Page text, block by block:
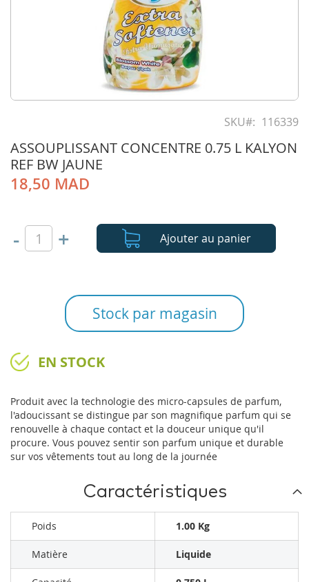
SKU 116339
ASSOUPLISSANT CONCENTRE 0.75 L KALYON
REF BW JAUNE
18,50 MAD
- + Ajouter au panier
Stock par magasin
EN STOCK
Produit avec la technologie des micro-capsules de parfum,
l'adoucissant se distingue par son magnifique parfum qui se
renouvelle à chaque contact et la douceur unique qu'il
procure. Vous pouvez sentir son parfum unique et durable
sur vos vêtements tout au long de la journée
beginning
of
the
images
Caractéristiques
Poids 1.00 Kg
Matière Liquide